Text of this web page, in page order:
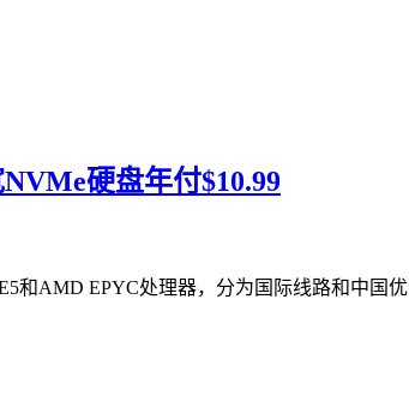
硬盘年付$10.99
和AMD EPYC处理器，分为国际线路和中